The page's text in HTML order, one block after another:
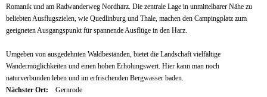
Romanik und am Radwanderweg Nordharz. Die zentrale Lage in unmittelbarer Nähe zu
beliebten Ausflugszielen, wie Quedlinburg und Thale, machen den Campingplatz zum
geeigneten Ausgangspunkt für spannende Ausflüge in den Harz.
Umgeben von ausgedehnten Waldbeständen, bietet die Landschaft vielfältige
Wandermöglichkeiten und einen hohen Erholungswert. Hier kann man noch
naturverbunden leben und im erfrischenden Bergwasser baden.
Nächster Ort:
Gernrode